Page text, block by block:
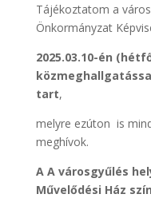
Tájékoztatom a
Önkormányzat
2025.03.10-én
tart,
melyre ezúton is
meghívok.
A A városgyűlés
Művelődési Ház